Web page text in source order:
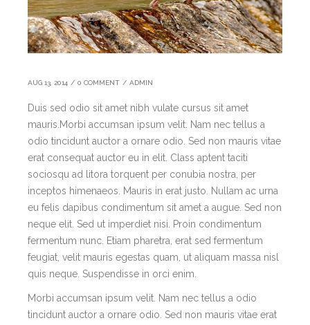
AUG 13, 2014 / 0 COMMENT / ADMIN
Duis sed odio sit amet nibh vulate cursus sit amet
mauris.Morbi accumsan ipsum velit. Nam nec tellus a
odio tincidunt auctor a ornare odio. Sed non mauris vitae
erat consequat auctor eu in elit. Class aptent taciti
sociosqu ad litora torquent per conubia nostra, per
inceptos himenaeos. Mauris in erat justo. Nullam ac urna
eu felis dapibus condimentum sit amet a augue. Sed non
neque elit. Sed ut imperdiet nisi. Proin condimentum
fermentum nunc. Etiam pharetra, erat sed fermentum
feugiat, velit mauris egestas quam, ut aliquam massa nisl
quis neque. Suspendisse in orci enim.
Morbi accumsan ipsum velit. Nam nec tellus a odio
tincidunt auctor a ornare odio. Sed non mauris vitae erat